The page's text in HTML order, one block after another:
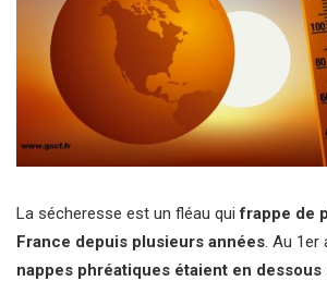
La sécheresse est un fléau quifrappe de
France depuis plusieurs années. Au 1er
nappes phréatiques étaient en dessous